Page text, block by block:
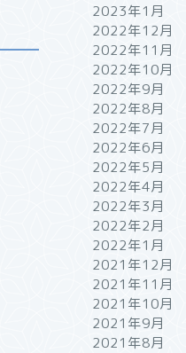
2023年1月
2022年12月
2022年11月
2022年10月
2022年9月
2022年8月
2022年7月
2022年6月
2022年5月
2022年4月
2022年3月
2022年2月
2022年1月
2021年12月
2021年11月
2021年10月
2021年9月
2021年8月